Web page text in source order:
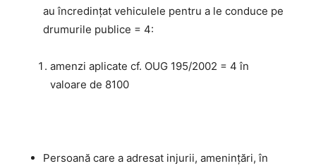
au încredinţat vehiculele pentru a le conduce pe
drumurile publice = 4:
amenzi aplicate cf. OUG 195/2002 = 4 în
valoare de 8100
Persoană care a adresat injurii, amenințări, în